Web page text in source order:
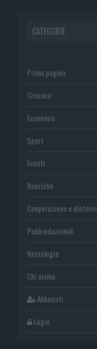
CATEGORIE
Prima pagina
Cronaca
Economia
Sport
Eventi
Rubriche
Cooperazione e dintorni
Publiredazionali
Necrologie
Chi siamo
Abbonati
Login